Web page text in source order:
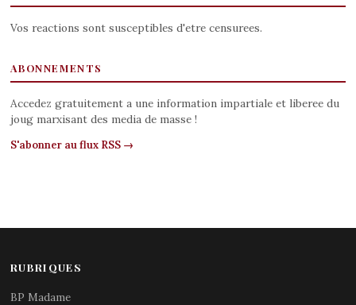
Vos reactions sont susceptibles d'etre censurees.
ABONNEMENTS
Accedez gratuitement a une information impartiale et liberee du
joug marxisant des media de masse !
S'abonner au flux RSS →
RUBRIQUES
BP Madame